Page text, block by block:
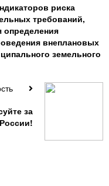
риска
требований,
определения
внеплановых
земельного
за